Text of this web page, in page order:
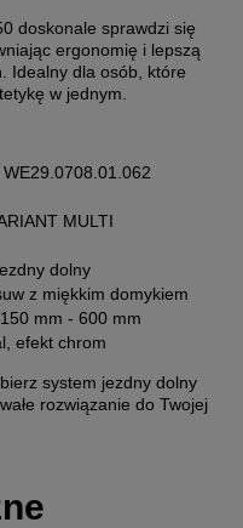
doskonale sprawdzi się
ergonomię i lepszą
Idealny dla osób, które
w jednym.
WE29.0708.01.062
MULTI
dolny
z miękkim domykiem
150 mm - 600 mm
efekt chrom
system jezdny dolny
rozwiązanie do Twojej